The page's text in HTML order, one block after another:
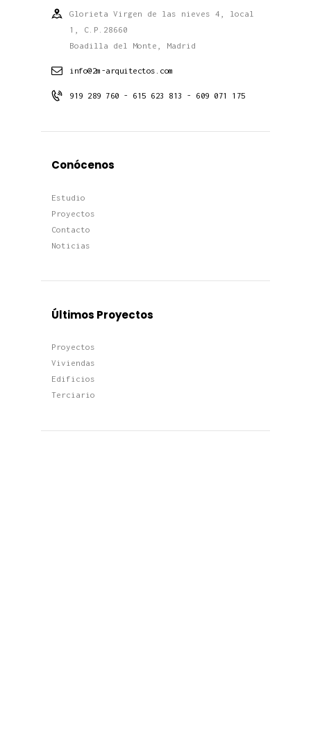
Glorieta Virgen de las nieves 4, local
1, C.P.28660
Boadilla del Monte, Madrid
info@2m-arquitectos.com
919 289 760 - 615 623 813 - 609 071 175
Conócenos
Estudio
Proyectos
Contacto
Noticias
Últimos Proyectos
Proyectos
Viviendas
Edificios
Terciario